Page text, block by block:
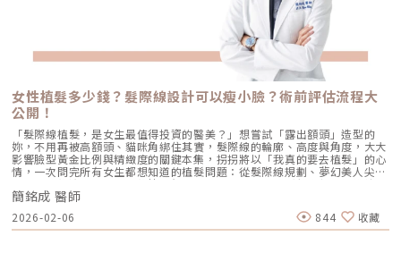
而不是單純把線撐高。 搭配膠原刺激療程（如電波）：在平整之後，強化
頸部整體彈性，避免只平一時、不耐久。 避免一次到位的錯誤期待：天生
型頸紋通常需要「階段式修正」，以自然為目標，而不是一次做到完全消
失。醫美消除頸紋有哪些方式？七大主流療程一次看頸紋並非單一原因造
成，因此在臨床上很少只靠一種療程解決。醫師會依「紋路深度＋形成原因
＋是否伴隨鬆弛或肌肉牽動」來設計複合式治療策略，讓改善更自然、維持
更久。當頸紋不再只是「幾條線」，而是整體皮膚下垂、下顎線消失、火雞
脖感明顯時，這類型通常已進入結構型老化階段。此時，單靠電波或填補往
往只能局部改善，醫師會開始評估是否適合進行俗稱的「天鵝頸手術」，也
就是頸部拉皮療程。天鵝頸並非只處理紋路，而是重建整個頸部與下顎線的
輪廓結構，讓頸部線條回到俐落、修長的狀態，這也是它能在短期內帶來最
大視覺改變的原因。消除頸紋價格怎麼看？別只問「一發多少錢」頸紋牽涉
到結構、膚質、肌肉與鬆弛程度，因此真正合理的報價，是以「整個頸部狀
態」來評估。實際費用通常會由以下四個層面共同決定：1.頸紋數量與深度
有些人只有一兩條淺紋，有些人則是多條固定紋、甚至合併鬆弛或火雞脖
感。紋路越多、越深，所需的填補劑量、能量強度與療程次數自然越高，價
格也會呈倍數成長。2.選擇的療程類型與材料 玻尿酸、肉毒桿菌：會依品
牌、交聯度與劑量計價 電波、音波、雷射：依儀器等級、能量發數與施作
範圍計算 天鵝頸手術：屬手術等級，會包含醫師費、麻醉、恢復照護等成
個「上提肌群」與「下拉肌群」彼此拮抗的力學系統。當下拉肌群(例如
platysma、DAO、depressor septi、外側 orbicularis oculi 等)被適度放
鬆後，原本一直在對抗它們的上提肌群會相對佔優勢，外觀上就會呈現下顎
線輪廓變利、嘴角微揚、眉尾上提的視覺拉提效果。而「美肌拉提斯™」就
是整合肉毒對於「鬆開下拉力、讓上提肌勝出」的作用所發展出的一套系
統，適合輕度至中度、與肌肉張力相關的軟組織下垂族群。若是骨架支撐流
失或嚴重鬆弛，則適合藉由其他相對應的療程，或是以複合式療程來治療。
皮下層深面與扁平表情肌淺面之交界美肌拉提斯鬆弛改善效果，上/術前；
下/術後4周美肌拉提斯™的效果是什麼？【美肌拉提斯】藉由釋放特定的下
降淺層肌肉，達到整體自然拉提的效果，能讓臉部線條看起來順暢輕盈、眉
眼更有精神、輪廓俐落更乾淨。療程後的常見感受包括：下顎線比較清楚、
嘴邊肉比較不厚重、臉看起來比較不累、側臉線條比較順，拍照時臉型比較
俐落，有些人也會覺得臉變小、更加立體年輕唷！美肌拉提斯動態張力改善
效果，上/術前；下/術後4周更多美肌拉提斯相關介紹：https://tresure-
clinic.com/portfolio-item/magilates/粹究美學團隊設計【美肌拉提斯】
時，非常重視「自然感」和「保留表情」。因此【美肌拉提斯】的目標是達
到全臉精準的張力平衡，不是透過抑制單一肌肉讓臉變僵，所以不用擔心打
完會有皮笑肉不笑的僵硬感喔！
女性植髮多少錢？髮際線設計可以瘦小臉？術前評估流程大
公開！
「髮際線植髮，是女生最值得投資的醫美？」想嘗試「露出額頭」造型的
妳，不用再被高額頭、貓咪角綁住其實，髮際線的輪廓、高度與角度，大大
影響臉型黃金比例與精緻度的關鍵本集，拐拐將以「我真的要去植髮」的心
情，一次問完所有女生都想知道的植髮問題：從髮際線規劃、夢幻美人尖、
到術前術後注意事項，最後簡醫師也不私藏的公開：植髮價格與可以維持多
久？女生植髮到底值不值得？一起看下去就知道⬇️重點摘要：0:44 額頭禿
一塊怎麼辦？植髮還可以瘦臉修臉型？1:26 頭髮變少？髮際線後退？還有
救嗎？2:00 植髮可以改變髮際線高度與形狀？還可以改變臉型？2:40 紋綉
髮粉 vs 植髮手術差在哪？優缺點是什麼？3:25 植髮髮際線怎麼規劃？每個
簡銘成 醫師
2026-02-06 844 收藏